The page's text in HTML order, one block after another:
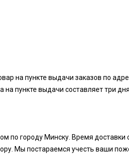
на пункте выдачи заказов по
на пункте выдачи составляет три
по городу Минску. Время
Мы постараемся учесть ваши